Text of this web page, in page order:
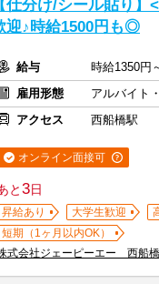
【仕分け/シール貼り
迎♪時給1500円も◎
給与
時給1350円
雇用形態
アルバイト
アクセス
西船橋駅
オンライン面接可
と3日
昇給あり 大学生歓迎
短期（1ヶ月以内OK）
式会社ジェーピーエー 西船